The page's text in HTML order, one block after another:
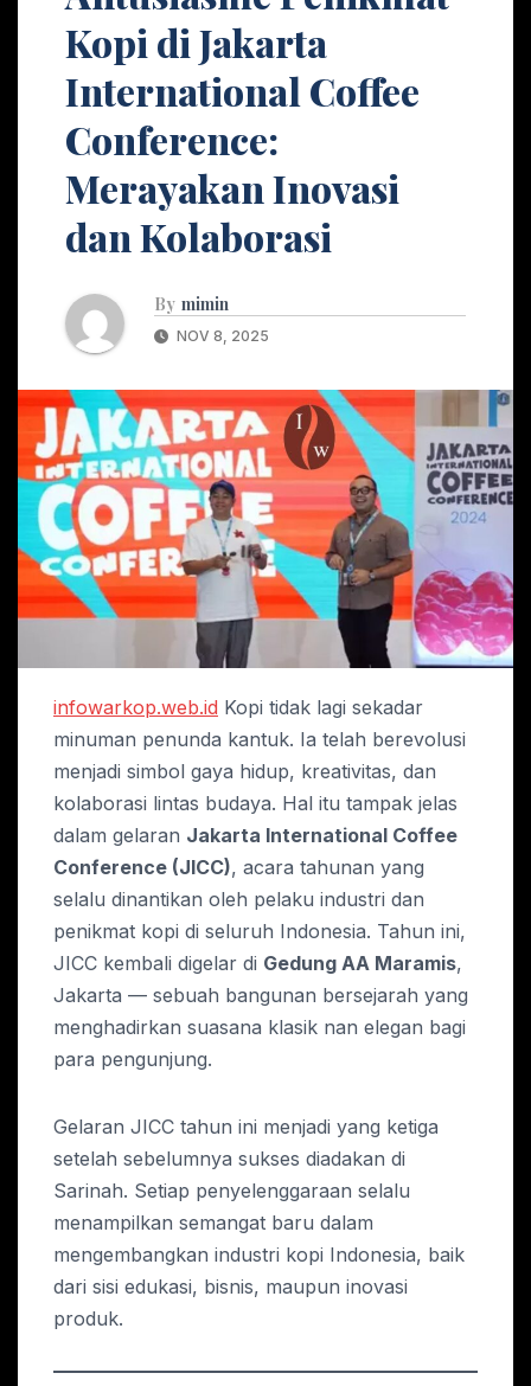
Kopi di Jakarta
International Coffee
Conference:
Merayakan Inovasi
dan Kolaborasi
By mimin
NOV 8, 2025
infowarkop.web.id Kopi tidak lagi sekadar
minuman penunda kantuk. Ia telah berevolusi
menjadi simbol gaya hidup, kreativitas, dan
kolaborasi lintas budaya. Hal itu tampak jelas
dalam gelaran Jakarta International Coffee
Conference (JICC), acara tahunan yang
selalu dinantikan oleh pelaku industri dan
penikmat kopi di seluruh Indonesia. Tahun ini,
JICC kembali digelar di Gedung AA Maramis,
Jakarta — sebuah bangunan bersejarah yang
menghadirkan suasana klasik nan elegan bagi
para pengunjung.
Gelaran JICC tahun ini menjadi yang ketiga
setelah sebelumnya sukses diadakan di
Sarinah. Setiap penyelenggaraan selalu
menampilkan semangat baru dalam
mengembangkan industri kopi Indonesia, baik
dari sisi edukasi, bisnis, maupun inovasi
produk.